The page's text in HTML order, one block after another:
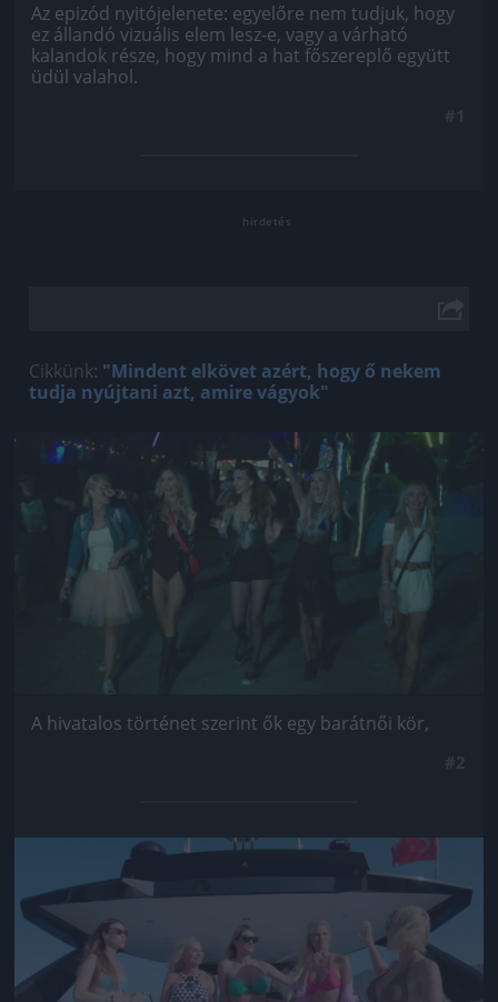
Az epizód nyitójelenete: egyelőre nem tudjuk, hogy
ez állandó vizuális elem lesz-e, vagy a várható
kalandok része, hogy mind a hat főszereplő együtt
üdül valahol.
Cikkünk: "Mindent elkövet azért, hogy ő nekem
tudja nyújtani azt, amire vágyok"
Jön még kép!
A hivatalos történet szerint ők egy barátnői kör,
Jön még kép!